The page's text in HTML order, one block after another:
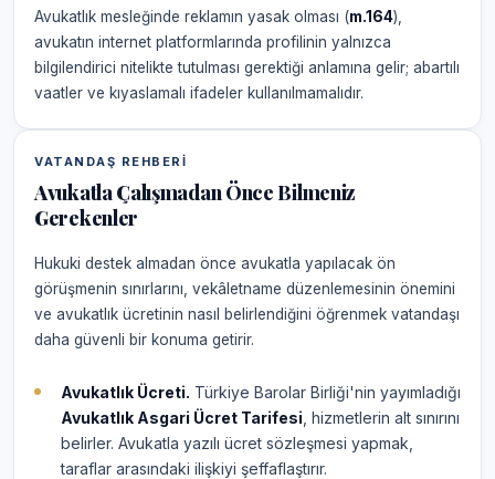
Avukatlık mesleğinde reklamın yasak olması (m.164),
avukatın internet platformlarında profilinin yalnızca
bilgilendirici nitelikte tutulması gerektiği anlamına gelir; abartılı
vaatler ve kıyaslamalı ifadeler kullanılmamalıdır.
VATANDAŞ REHBERI
Avukatla Çalışmadan Önce Bilmeniz
Gerekenler
Hukuki destek almadan önce avukatla yapılacak ön
görüşmenin sınırlarını, vekâletname düzenlemesinin önemini
ve avukatlık ücretinin nasıl belirlendiğini öğrenmek vatandaşı
daha güvenli bir konuma getirir.
Avukatlık Ücreti. Türkiye Barolar Birliği'nin yayımladığı
Avukatlık Asgari Ücret Tarifesi , hizmetlerin alt sınırını
belirler. Avukatla yazılı ücret sözleşmesi yapmak,
taraflar arasındaki ilişkiyi şeffaflaştırır.